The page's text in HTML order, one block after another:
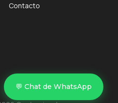
💬 Chat de WhatsApp
Contacto